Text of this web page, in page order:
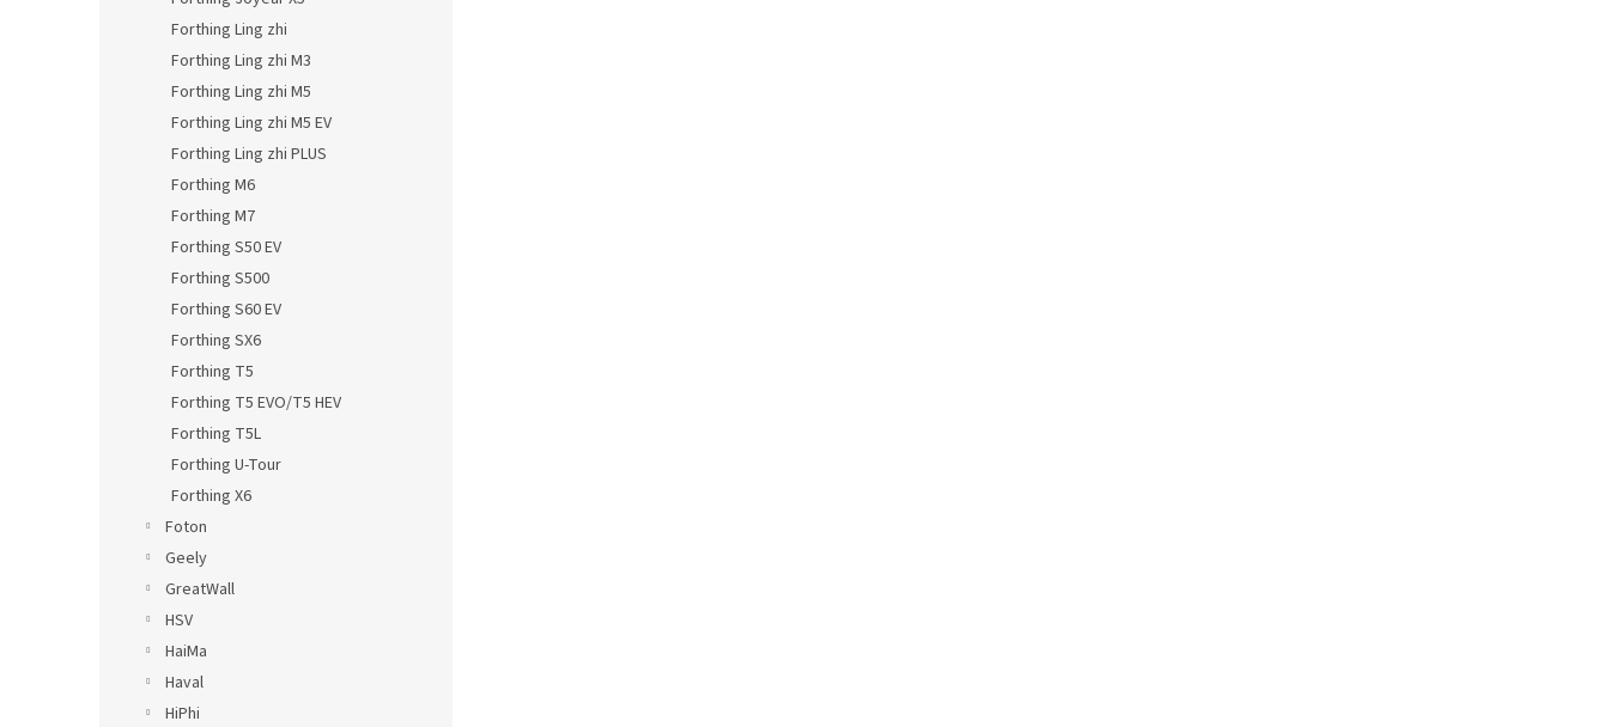
Forthing Ling zhi
Forthing Ling zhi M3
Forthing Ling zhi M5
Forthing Ling zhi M5 EV
Forthing Ling zhi PLUS
Forthing M6
Forthing M7
Forthing S50 EV
Forthing S500
Forthing S60 EV
Forthing SX6
Forthing T5
Forthing T5 EVO/T5 HEV
Forthing T5L
Forthing U-Tour
Forthing X6
Foton
Geely
GreatWall
HSV
HaiMa
Haval
HiPhi